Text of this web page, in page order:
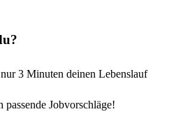
3 Minuten deinen Lebenslauf
Jobvorschläge!